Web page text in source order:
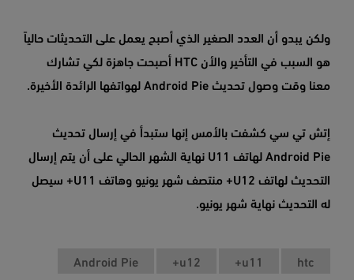
ولكن يبدو أن العدد الصغير الذي أصبح يعمل على التحديثات حالياً
هو السبب في التأخير والأن HTC أصبحت جاهزة لكي تشارك
معنا وقت وصول تحديث Android Pie لهواتفها الرائدة الأخيرة.
إتش تي سي كشفت بالأمس إنها ستبدأ في إرسال تحديث
Android Pie لهاتف U11 نهاية الشهر الحالي على أن يتم إرسال
التحديث لهاتف U12+ منتصف شهر يونيو وهاتف U11+ سيصل
له التحديث نهاية شهر يونيو.
htc
u11+
u12+
Android Pie